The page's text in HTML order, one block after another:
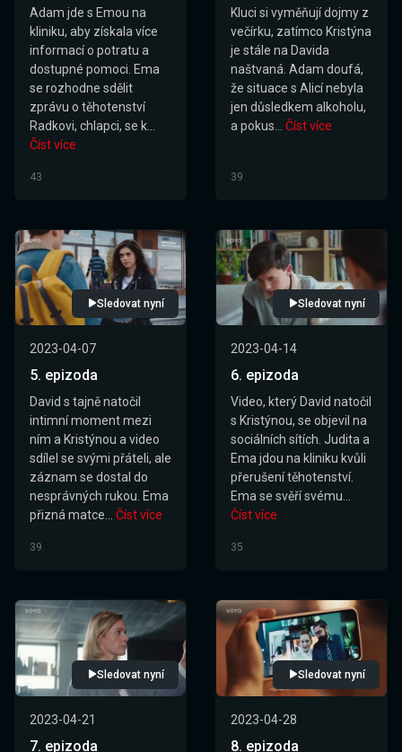
Adam jde s Emou na
kliniku, aby získala více
informací o potratu a
dostupné pomoci. Ema
se rozhodne sdělit
zprávu o těhotenství
Radkovi, chlapci, se k...
Číst více
43
Kluci si vyměňují dojmy z
večírku, zatímco Kristýna
je stále na Davida
naštvaná. Adam doufá,
že situace s Alicí nebyla
jen důsledkem alkoholu,
a pokus...
Číst více
39
Sledovat nyní
2023-04-07
5. epizoda
David s tajně natočil
intimní moment mezi
ním a Kristýnou a video
sdílel se svými přáteli, ale
záznam se dostal do
nesprávných rukou. Ema
přizná matce... Číst více
39
Sledovat nyní
2023-04-14
6. epizoda
Video, který David natočil
s Kristýnou, se objevil na
sociálních sítích. Judita a
Ema jdou na kliniku kvůli
přerušení těhotenství.
Ema se svěří svému...
Číst více
35
Sledovat nyní
2023-04-21
7. epizoda
Sledovat nyní
2023-04-28
8. epizoda